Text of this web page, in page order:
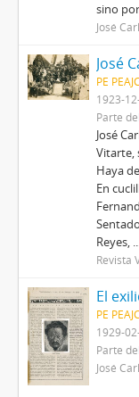
sino
José
PE
1923-
Parte de
José
Vitarte,
Haya
En
Reyes,
Revista
El
PE
1929-
Parte de
José